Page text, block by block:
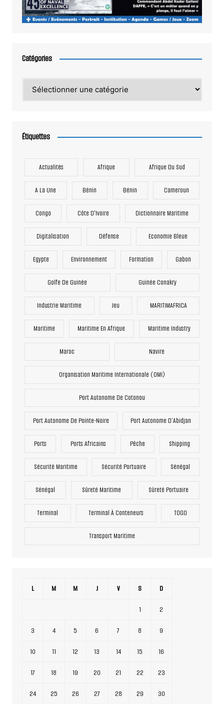
Catégories
Étiquettes
Actualités Afrique Afrique Du Sud
A La Une Bénin Bénin Cameroun
Congo Côte D'Ivoire Dictionnaire Maritime
Digitalisation Défense Economie Bleue
Egypte Environnement Formation Gabon
Golfe De Guinée Guinée Conakry
Industrie Maritime Jeu MARITIMAFRICA
Maritime Maritime En Afrique Maritime Industry
Maroc Navire
Organisation Maritime Internationale (OMI)
Port Autonome De Cotonou
Port Autonome De Pointe-Noire Port Autonome D’Abidjan
Ports Ports Africains Pêche Shipping
Sécurité Maritime Sécurité Portuaire Sénégal
Sénégal Sûreté Maritime Sûreté Portuaire
Terminal Terminal À Conteneurs TOGO
Transport Maritime
L M M J V S D
1 2
3 4 5 6 7 8 9
10 11 12 13 14 15 16
17 18 19 20 21 22 23
24 25 26 27 28 29 30